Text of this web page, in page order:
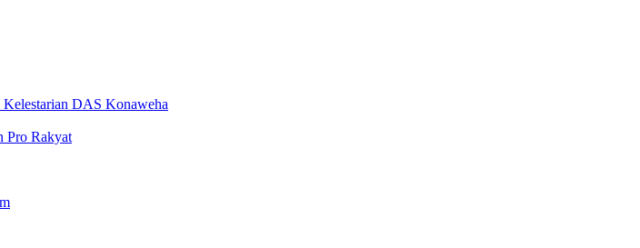
DAS Konaweha
Pro Rakyat